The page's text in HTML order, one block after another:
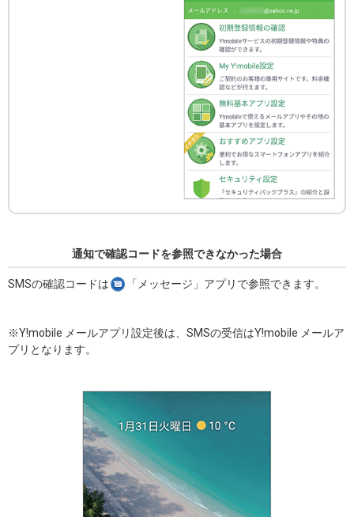
通知で確認コードを参照できなかった場合
SMSの確認コードは 「メッセージ」アプリで参照できます。
※Y!mobile メールアプリ設定後は、SMSの受信はY!mobile メールア
プリとなります。